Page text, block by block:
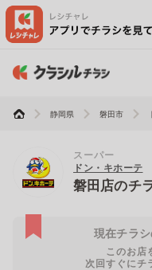
静岡県 磐田市
スーパー
ドン・キホーテ
磐田店のチ
現在チラシ
このお店
次回すぐにチ